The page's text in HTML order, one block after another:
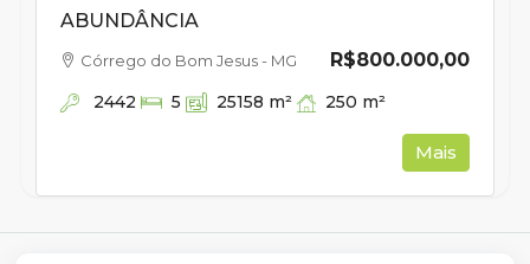
ABUNDÂNCIA
R$800.000,00
Córrego do Bom Jesus - MG
2442 5 25158 m² 250 m²
Mais